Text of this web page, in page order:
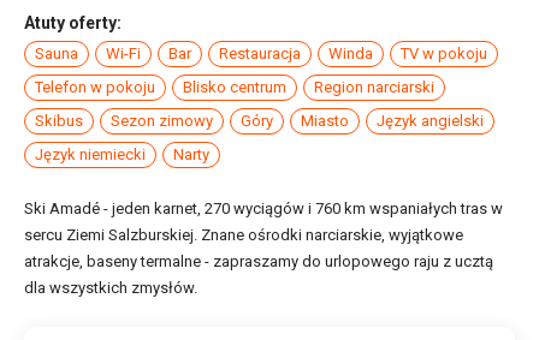
Atuty oferty:
Sauna Wi-Fi Bar Restauracja Winda
TV w pokoju
Telefon w pokoju
Blisko centrum
Region narciarski
Skibus
Sezon zimowy Góry Miasto
Język angielski
Język niemiecki
Narty
Ski Amadé - jeden karnet, 270 wyciągów i 760 km wspaniałych tras w
sercu Ziemi Salzburskiej. Znane ośrodki narciarskie, wyjątkowe
atrakcje, baseny termalne - zapraszamy do urlopowego raju z ucztą
dla wszystkich zmysłów.